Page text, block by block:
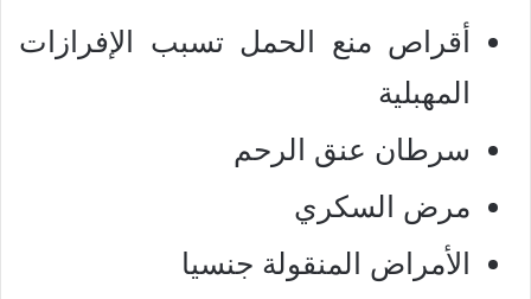
أقراص منع الحمل تسبب الإفرازات
المهبلية
سرطان عنق الرحم
مرض السكري
الأمراض المنقولة جنسيا